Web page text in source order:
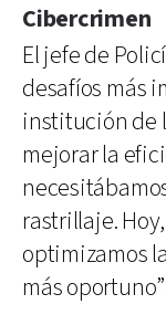
Cibercrimen
El jefe de
desafíos más
institución de
mejorar la
rastrillaje.
optimizamos
más